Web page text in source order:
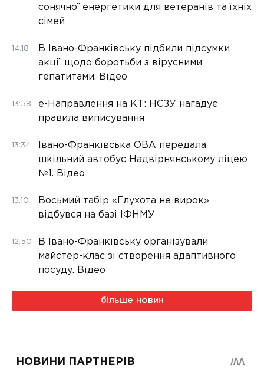
сонячної енергетики для ветеранів та їхніх
сімей
14:18
В Івано-Франківську підбили підсумки
акції щодо боротьби з вірусними
гепатитами. Відео
13:58
е-Направлення на КТ: НСЗУ нагадує
правила виписування
13:34
Івано-Франківська ОВА передала
шкільний автобус Надвірнянському ліцею
№1. Відео
13:10
Восьмий табір «Глухота не вирок»
відбувся на базі ІФНМУ
12:50
В Івано-Франківську організували
майстер-клас зі створення адаптивного
посуду. Відео
більше новин